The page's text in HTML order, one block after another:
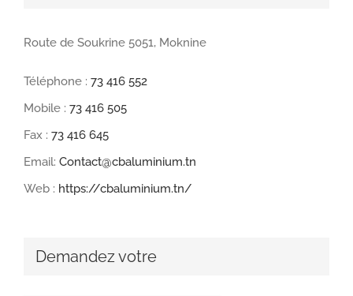
Route de Soukrine 5051, Moknine
Téléphone : 73 416 552
Mobile : 73 416 505
Fax : 73 416 645
Email: Contact@cbaluminium.tn
Web : https://cbaluminium.tn/
Demandez votre